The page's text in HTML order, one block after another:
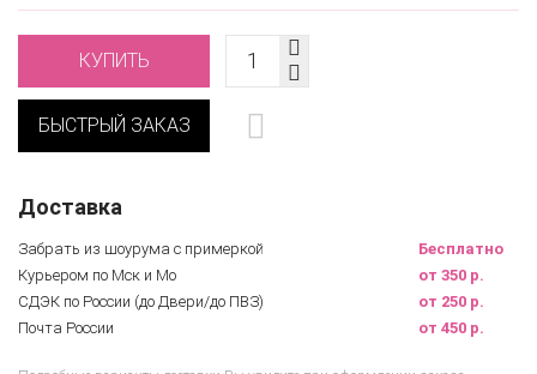
КУПИТЬ
БЫСТРЫЙ ЗАКАЗ
Доставка
Забрать из шоурума с примеркой
Бесплатно
Курьером по Мск и Мо
от 350 р.
СДЭК по России (до Двери/до ПВЗ)
от 250 р.
Почта России
от 450 р.